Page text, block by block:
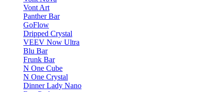
Vont Art
Panther Bar
GoFlow
Dripped Crystal
VEEV Now Ultra
Blu Bar
Frunk Bar
N One Cube
N One Crystal
Dinner Lady Nano